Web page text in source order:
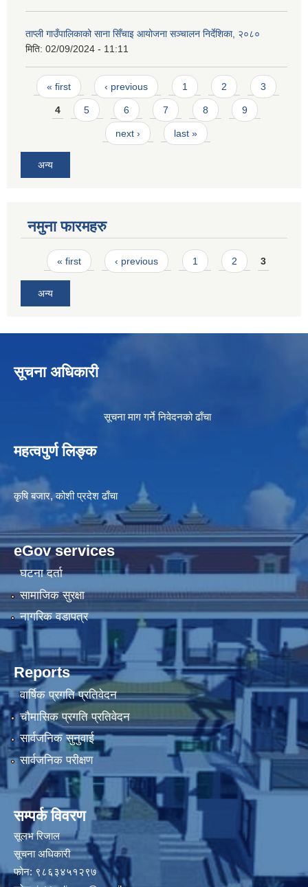
ताप्ली गाउँपालिकाको साना सिँचाइ आयोजना सञ्चालन निर्देशिका, २०८०
मिति: 02/09/2024 - 11:11
Pages
« first ‹ previous 1 2 3
4 5 6 7 8 9
next › last »
अन्य
नमुना फारमहरु
Pages
« first ‹ previous 1 2 3
अन्य
सूचना अधिकारी
सूचना माग गर्ने निवेदनको ढाँचा
महत्वपुर्ण लिङ्क
कृषि बजार, कोशी प्रदेश ढाँचा
eGov services
घटना दर्ता
सामाजिक सुरक्षा
नागरिक वडापत्र
Reports
वार्षिक प्रगति प्रतिवेदन
चौमासिक प्रगति प्रतिवेदन
सार्वजनिक सुनुवाई
सार्वजनिक परीक्षण
सम्पर्क विवरण
सूलभ रिजाल
सूचना अधिकारी
फोन: ९८६३४५१२९७